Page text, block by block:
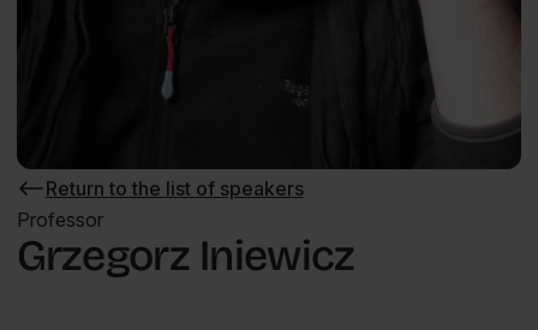
Return to the list of speakers
Return
to
the
list
of
Professor
Grzegorz Iniewicz